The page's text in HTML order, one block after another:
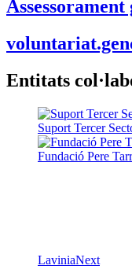
Entitats
Suport Tercer
Fundació Pere
LaviniaNext